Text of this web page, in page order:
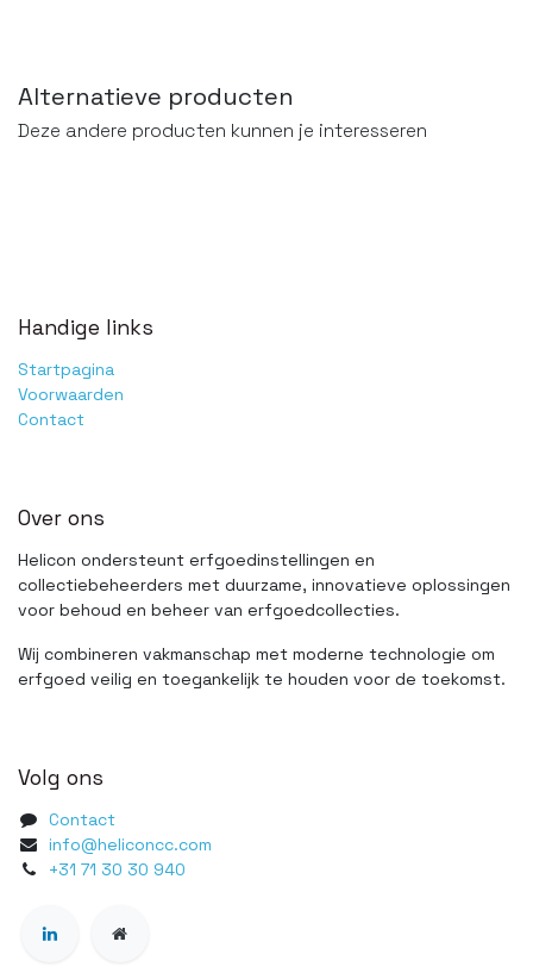
Alternatieve producten
Deze andere producten kunnen je interesseren
Handige links
Startpagina
Voorwaarden
Contact
Over ons
Helicon ondersteunt erfgoedinstellingen en
collectiebeheerders met duurzame, innovatieve oplossingen
voor behoud en beheer van erfgoedcollecties.
Wij combineren vakmanschap met moderne technologie om
erfgoed veilig en toegankelijk te houden voor de toekomst.
Volg ons
Contact
info@heliconcc.com
+31 71 30 30 940